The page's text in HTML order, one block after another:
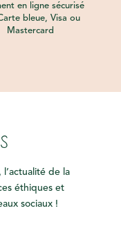
en ligne sécurisé
bleue, Visa ou
Mastercard
l’actualité de la
éthiques et
sociaux !